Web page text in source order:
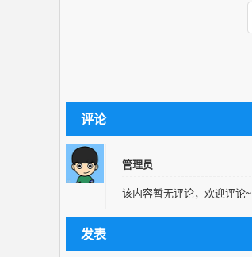
评论
管理员
该内容暂无评论，欢迎评论~
发表